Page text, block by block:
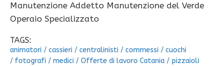
Manutenzione Addetto Manutenzione del Verde
Operaio Specializzato
TAGS:
animatori / cassieri / centralinisti / commessi / cuochi
/ fotografi / medici / Offerte di lavoro Catania / pizzaioli